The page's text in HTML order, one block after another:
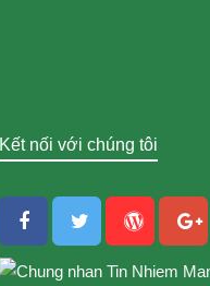
Kết nối với chúng tôi